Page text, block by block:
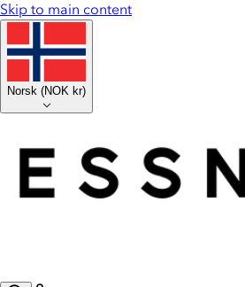
Skip to main content
Norsk (NOK kr)